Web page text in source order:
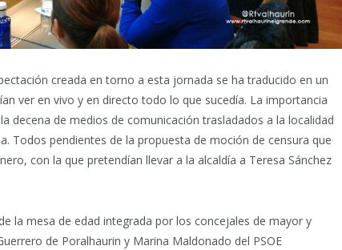
creada en torno a esta jornada se ha traducido en un
ver en vivo y en directo todo lo que sucedía. La importancia
decena de medios de comunicación trasladados a la localidad
Todos pendientes de la propuesta de moción de censura que
con la que pretendían llevar a la alcaldía a Teresa Sánchez
la mesa de edad integrada por los concejales de mayor y
de Poralhaurin y Marina Maldonado del PSOE